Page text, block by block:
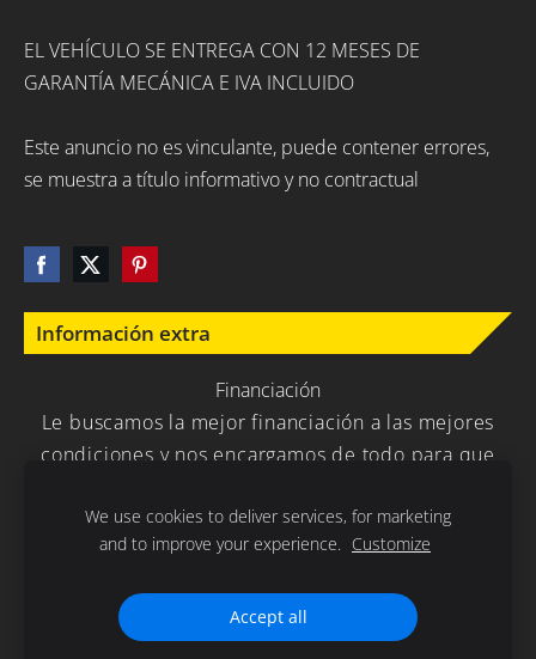
Información extra
Financiación
Le buscamos la mejor financiación a las mejores
condiciones y nos encargamos de todo para que
EL VEHÍCULO SE ENTREGA CON 12 MESES DE
GARANTÍA MECÁNICA E IVA INCLUIDO
Este anuncio no es vinculante, puede contener errores,
se muestra a título informativo y no contractual
Gracias por la confianza depositada en nuestra empresa .
We use cookies to deliver services, for marketing
and to improve your experience. Customize
Accept all